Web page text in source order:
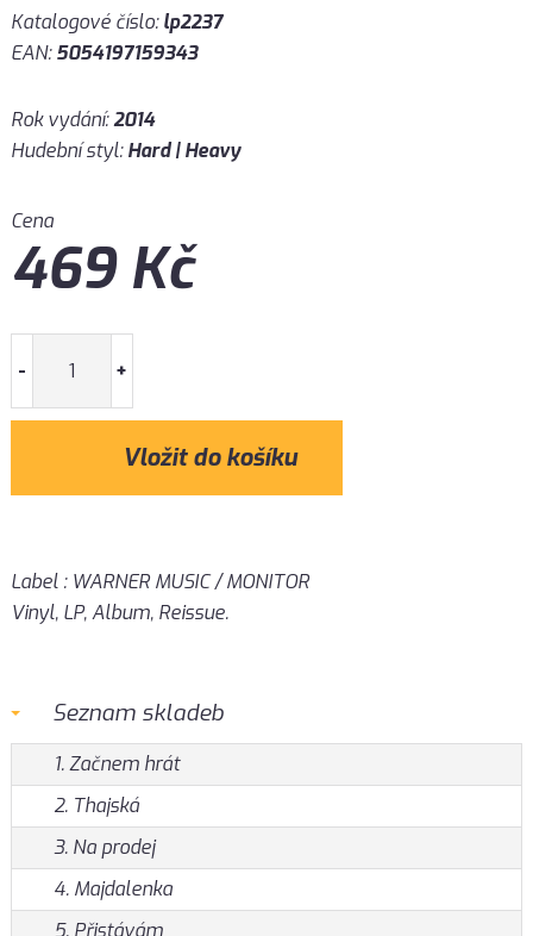
Katalogové číslo:lp2237
EAN:5054197159343
Rok vydání:2014
Hudební styl:Hard | Heavy
Cena
469Kč
- +
Label : WARNER MUSIC / MONITOR
Vinyl, LP, Album, Reissue.
Seznam skladeb
1. Začnem hrát
2. Thajská
3. Na prodej
4. Majdalenka
5. Přistávám